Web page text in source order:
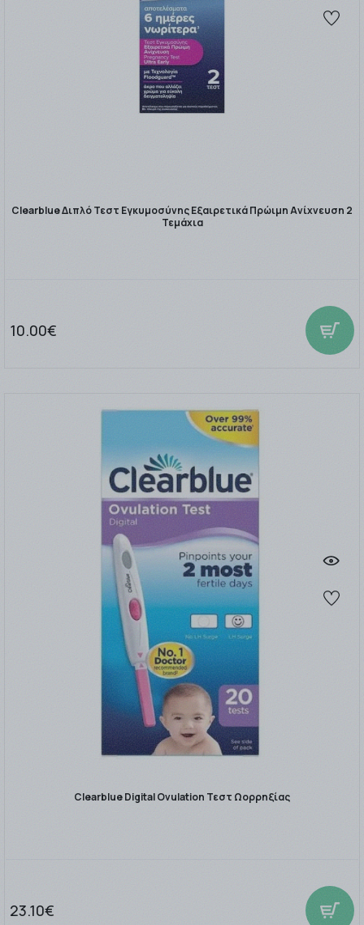
Clearblue Διπλό Τεστ Εγκυμοσύνης Εξαιρετικά Πρώιμη Ανίχνευση 2
Τεμάχια
10.00€
Clearblue Digital Ovulation Τεστ Ωορρηξίας
23.10€